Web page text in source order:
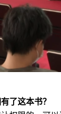
了这本书？